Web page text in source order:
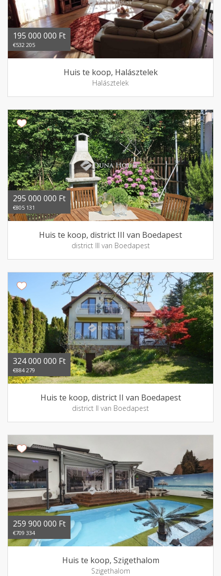
195 000 000 Ft
€532 205
Huis te koop, Halásztelek
Halásztelek
295 000 000 Ft
€805 131
Huis te koop, district III van Boedapest
district III van Boedapest
324 000 000 Ft
€884 279
Huis te koop, district II van Boedapest
district II van Boedapest
259 900 000 Ft
€709 334
Huis te koop, Szigethalom
Szigethalom